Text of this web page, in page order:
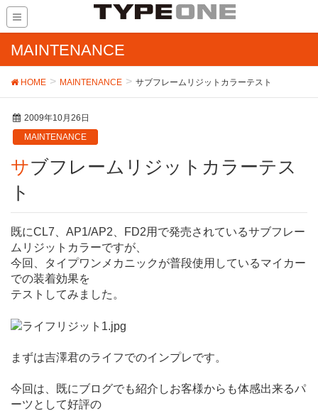
MAINTENANCE
HOME MAINTENANCE サブフレームリジットカラーテスト
2009年10月26日
MAINTENANCE
サブフレームリジットカラーテス
ト
既にCL7、AP1/AP2、FD2用で発売されているサブフレー
ムリジットカラーですが、
今回、タイプワンメカニックが普段使用しているマイカー
での装着効果を
テストしてみました。
まずは吉澤君のライフでのインプレです。
今回は、既にブログでも紹介しお客様からも体感出来るパ
ーツとして好評の